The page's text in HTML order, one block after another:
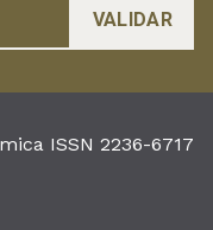
ISSN 2236-6717